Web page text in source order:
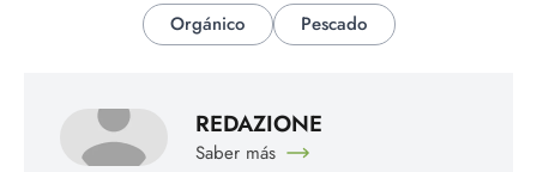
Orgánico
Pescado
REDAZIONE
Saber más